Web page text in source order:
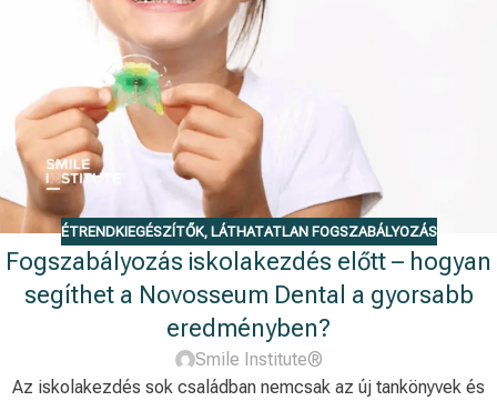
ÉTRENDKIEGÉSZÍTŐK, LÁTHATATLAN FOGSZABÁLYOZÁS
Fogszabályozás iskolakezdés előtt – hogyan
segíthet a Novosseum Dental a gyorsabb
eredményben?
Smile Institute®
Az iskolakezdés sok családban nemcsak az új tankönyvek és